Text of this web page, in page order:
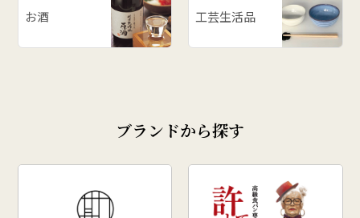
お酒 工芸生活品
ブランドから探す